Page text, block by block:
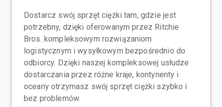
Dostarcz swój sprzęt ciężki tam, gdzie jest
potrzebny, dzięki oferowanym przez Ritchie
Bros. kompleksowym rozwiązaniom
logistycznym i wysyłkowym bezpośrednio do
odbiorcy. Dzięki naszej kompleksowej usłudze
dostarczania przez różne kraje, kontynenty i
oceany otrzymasz swój sprzęt ciężki szybko i
bez problemów.